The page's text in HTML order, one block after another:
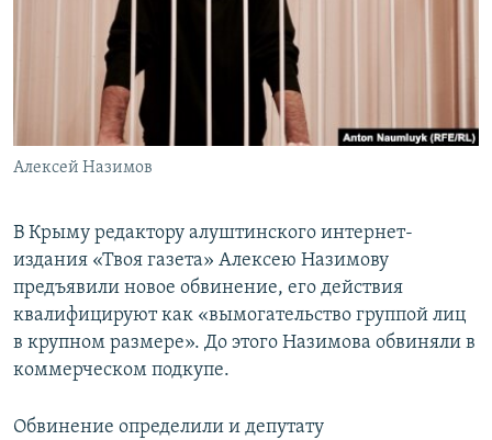
ПОБЕДИТЕЛЕЙ НЕ СУДЯТ?
КРЫМ.НЕПОКОРЕННЫЙ
УКРАИНСКАЯ ПРОБЛЕМА КРЫМА
ПРИСОЕДИНЯЙТЕСЬ!
Все сайты RFE/RL
Алексей Назимов
В Крыму редактору алуштинского интернет-
издания «Твоя газета» Алексею Назимову
предъявили новое обвинение, его действия
квалифицируют как «вымогательство группой лиц
в крупном размере». До этого Назимова обвиняли в
коммерческом подкупе.
Обвинение определили и депутату